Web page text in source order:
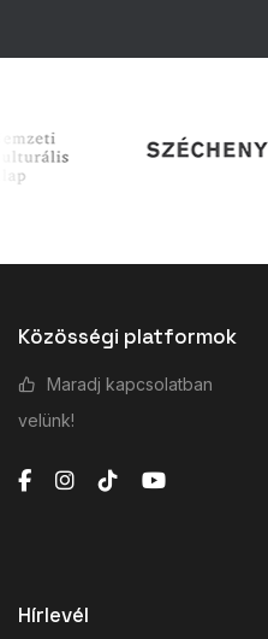
Közösségi platformok
Maradj kapcsolatban
velünk!
Hírlevél